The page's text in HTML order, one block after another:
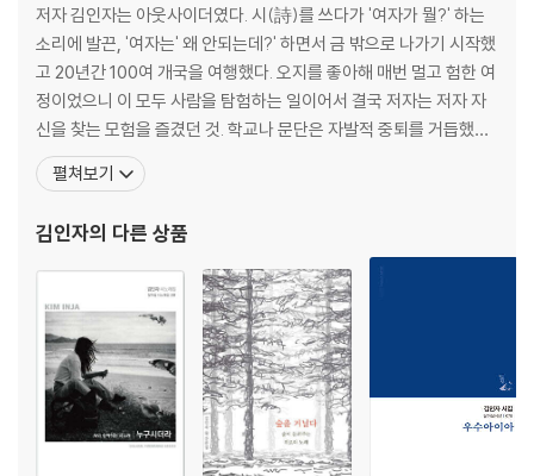
티타임
화령樺嶺
베르베르의 붉은 저녁
가보지 못한 루강의 옛 거리
겨울바다 신두리 사구
바퀴만큼 유혹적인 존재가 있을까
유감, 고부열전
다큐멘터리 영화 〈카일라스 가는 길〉
학림다방 앞이었다
찰나
그날 도서관 계단의 금빛 햇살
저자 김인자는 아웃사이더였다. 시(詩)를 쓰다가 '여자가 뭘?' 하는
소리에 발끈, '여자는' 왜 안되는데?' 하면서 금 밖으로 나가기 시작했
고 20년간 100여 개국을 여행했다. 오지를 좋아해 매번 멀고 험한 여
정이었으니 이 모두 사람을 탐험하는 일이어서 결국 저자는 저자 자
신을 찾는 모험을 즐겼던 것. 학교나 문단은 자발적 중퇴를 거듭했으
나 가족과 친구는 굳건히 지켰다. 길은 시(詩)나 부(富) 명예보다 중
요한 것이 많다는 걸 가르쳐주었고, 여자라서 더 잘 할 수 있다는 걸
작아 설명 불가한 존재가 나라는 것
펼쳐보기
김인자의 다른 상품